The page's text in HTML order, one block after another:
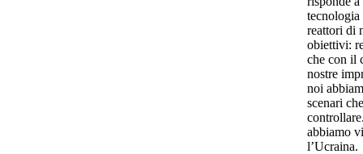
reattori di
obiettivi:
che con il
nostre
noi
scenari
abbiamo
l’Ucraina.